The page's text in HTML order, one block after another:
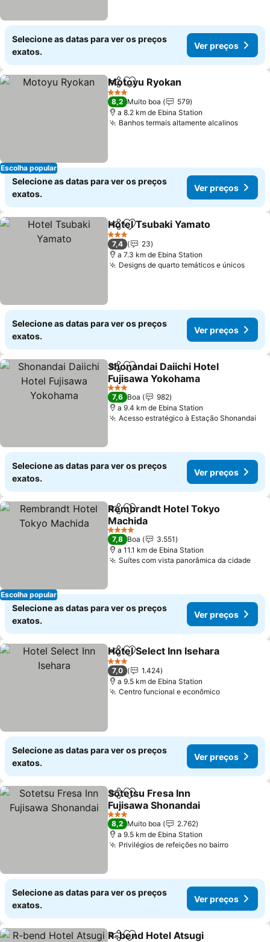
Selecione as datas para ver os preços
exatos.
Ver preços
Escolha popular
PartilharAdicionar aos favoritos
Motoyu Ryokan
3 Estrelas
8,2 Muito boa
579
a 8.2 km de Ebina Station
Banhos termais altamente alcalinosVer
Selecione as datas para ver os preços
exatos.
Ver preços
PartilharAdicionar aos favoritos
Hotel Tsubaki Yamato
3 Estrelas
7,4
23
a 7.3 km de Ebina Station
Designs de quarto temáticos e únicosVer
Selecione as datas para ver os preços
exatos.
Ver preços
PartilharAdicionar aos favoritos
Shonandai Daiichi Hotel
Fujisawa Yokohama
Ver preços
3 Estrelas
7,6 Boa
982
a 9.4 km de Ebina Station
Acesso estratégico à Estação Shonandai
Selecione as datas para ver os preços
exatos.
Ver preços
Escolha popular
PartilharAdicionar aos favoritos
Rembrandt Hotel Tokyo
Machida
Ver preços
4 Estrelas
7,8 Boa
3.551
a 11.1 km de Ebina Station
Suítes com vista panorâmica da cidadeVer
Selecione as datas para ver os preços
exatos.
Ver preços
PartilharAdicionar aos favoritos
Hotel Select Inn Isehara
3 Estrelas
7,0
1.424
a 9.5 km de Ebina Station
Centro funcional e econômicoVer preços
Selecione as datas para ver os preços
exatos.
Ver preços
PartilharAdicionar aos favoritos
Sotetsu Fresa Inn
Fujisawa Shonandai
Ver preços
3 Estrelas
8,2 Muito boa
2.762
a 9.5 km de Ebina Station
Privilégios de refeições no bairroVer
Selecione as datas para ver os preços
exatos.
Ver preços
R-bend Hotel Atsugi